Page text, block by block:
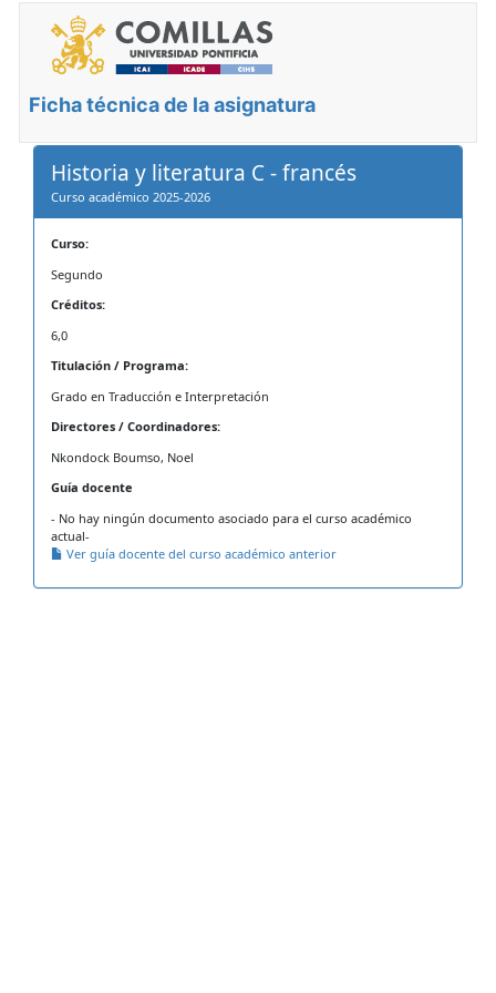
Ficha técnica de la asignatura
Historia y literatura C - francés
Curso académico 2025-2026
Curso:
Segundo
Créditos:
6,0
Titulación / Programa:
Grado en Traducción e Interpretación
Directores / Coordinadores:
Nkondock Boumso, Noel
Guía docente
- No hay ningún documento asociado para el curso académico
actual-
Ver guía docente del curso académico anterior